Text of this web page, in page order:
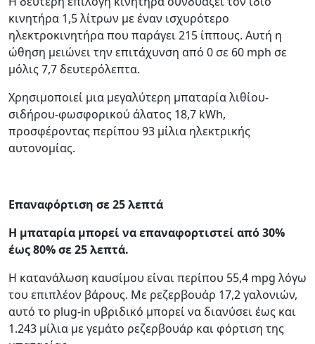
κινητήρα 1,5 λίτρων με έναν ισχυρότερο
ηλεκτροκινητήρα που παράγει 215 ίππους. Αυτή η
ώθηση μειώνει την επιτάχυνση από 0 σε 60 mph σε
μόλις 7,7 δευτερόλεπτα.
Χρησιμοποιεί μια μεγαλύτερη μπαταρία λιθίου-
σιδήρου-φωσφορικού άλατος 18,7 kWh,
προσφέροντας περίπου 93 μίλια ηλεκτρικής
αυτονομίας.
Επαναφόρτιση σε 25 λεπτά
Η μπαταρία μπορεί να επαναφορτιστεί από 30%
έως 80% σε 25 λεπτά.
Η κατανάλωση καυσίμου είναι περίπου 55,4 mpg λόγω
του επιπλέον βάρους. Με ρεζερβουάρ 17,2 γαλονιών,
αυτό το plug-in υβριδικό μπορεί να διανύσει έως και
1.243 μίλια με γεμάτο ρεζερβουάρ και φόρτιση της